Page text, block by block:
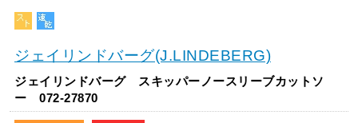
ジェイリンドバーグ(J.LINDEBERG)
ジェイリンドバーグ スキッパーノースリーブカットソ
ー 072-27870